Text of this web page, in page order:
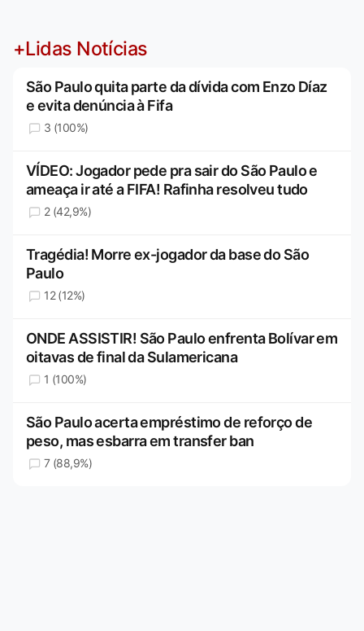
+Lidas Notícias
São Paulo quita parte da dívida com Enzo Díaz
e evita denúncia à Fifa
3 (100%)
VÍDEO: Jogador pede pra sair do São Paulo e
ameaça ir até a FIFA! Rafinha resolveu tudo
2 (42,9%)
Tragédia! Morre ex-jogador da base do São
Paulo
12 (12%)
ONDE ASSISTIR! São Paulo enfrenta Bolívar em
oitavas de final da Sulamericana
1 (100%)
São Paulo acerta empréstimo de reforço de
peso, mas esbarra em transfer ban
7 (88,9%)